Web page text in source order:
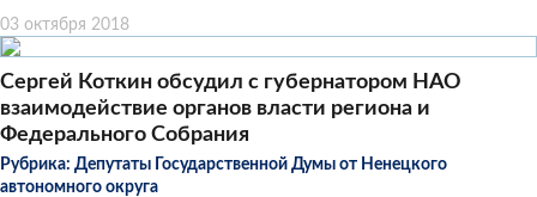
03 октября 2018
Сергей Коткин обсудил с губернатором НАО
взаимодействие органов власти региона и
Федерального Собрания
Рубрика: Депутаты Государственной Думы от Ненецкого
автономного округа